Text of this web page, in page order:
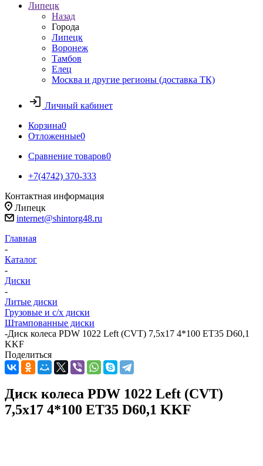
Липецк
Назад
Города
Липецк
Воронеж
Тамбов
Елец
Москва и другие регионы (доставка ТК)
Личный кабинет
Корзина0
Отложенные0
Сравнение товаров0
+7(4742) 370-333
Контактная информация
Липецк
internet@shintorg48.ru
Главная
-
Каталог
-
Диски
-
Литые диски
Грузовые и с/х диски
Штампованные диски
-Диск колеса PDW 1022 Left (CVT) 7,5x17 4*100 ET35 D60,1
KKF
Поделиться
Диск колеса PDW 1022 Left (CVT)
7,5x17 4*100 ET35 D60,1 KKF